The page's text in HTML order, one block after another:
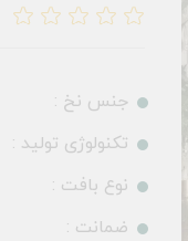
جنس نخ :
تکنولوژی تولید :
نوع بافت :
ضمانت :